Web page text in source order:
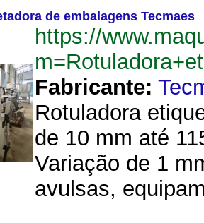
de embalagens Tecmaes
https://
Fabricante:
Rotuladora
de 10 mm até
Variação de 1
avulsas,